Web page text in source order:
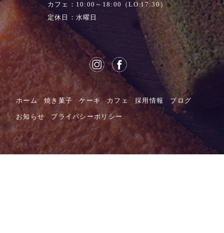
カフェ：10:00～18:00（LO.17:30）
定休日：水曜日
ホーム 焼き菓子 ケーキ カフェ 採用情報 ブログ
お知らせ プライバシーポリシー